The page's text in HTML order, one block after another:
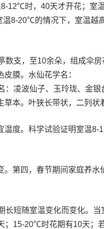
12℃时，40天才开花；室
8-20℃的情况下，室温越
数支，至10余朵，组成伞房
膜。水仙花学名：
凌波仙子、玉玲珑、金银
草本。叶狭长带状，二列状
度。科学试验证明室温8-
。第四，春节期间家庭养水
长短随室温变化而变化。当
；15-20℃时花期有10天；